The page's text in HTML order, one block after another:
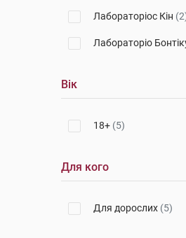
Лабораторіос Кін
Лабораторіо
Вік
18+ (5)
Для кого
Для дорослих (5)